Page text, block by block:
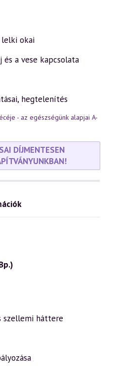
lelki okai
és a vese kapcsolata
hegtelenítés
- az egészségünk alapjai A-
DÍJMENTESEN
szellemi háttere